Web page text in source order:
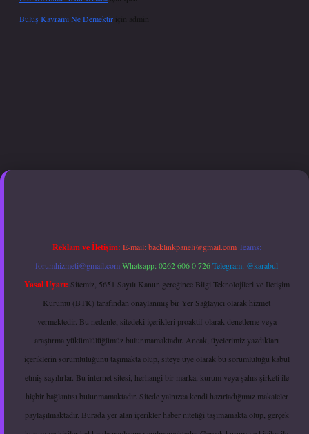
Buluş Kavramı Ne Demektir için admin
hiltonbet güncel giriş
Reklam ve İletişim: E-mail:backlinkpaneli@gmail.com Teams:
forumhizmeti@gmail.comWhatsapp: 0262 606 0 726Telegram: @karabul
Yasal Uyarı: Sitemiz, 5651 Sayılı Kanun gereğince Bilgi Teknolojileri ve İletişim
Kurumu (BTK) tarafından onaylanmış bir Yer Sağlayıcı olarak hizmet
vermektedir. Bu nedenle, sitedeki içerikleri proaktif olarak denetleme veya
araştırma yükümlülüğümüz bulunmamaktadır. Ancak, üyelerimiz yazdıkları
içeriklerin sorumluluğunu taşımakta olup, siteye üye olarak bu sorumluluğu kabul
etmiş sayılırlar. Bu internet sitesi, herhangi bir marka, kurum veya şahıs şirketi ile
hiçbir bağlantısı bulunmamaktadır. Sitede yalnızca kendi hazırladığımız makaleler
paylaşılmaktadır. Burada yer alan içerikler haber niteliği taşımamakta olup, gerçek